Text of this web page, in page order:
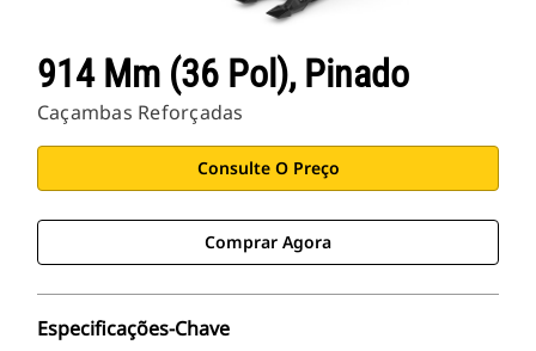
914 Mm (36 Pol), Pinado
Caçambas Reforçadas
Consulte O Preço
Comprar Agora
Especificações-Chave